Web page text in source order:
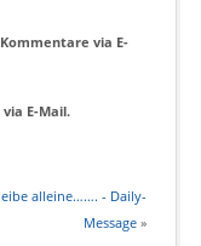
via E-
E-Mail.
alleine……. - Daily-
Message »